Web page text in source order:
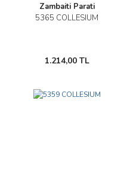
Zambaiti Parati
5365 COLLESIUM
1.214,00 TL